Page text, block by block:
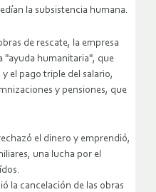
la subsistencia humana.
de rescate, la empresa
"ayuda humanitaria", que
el pago triple del salario,
y pensiones, que
el dinero y emprendió,
una lucha por el
la cancelación de las obras